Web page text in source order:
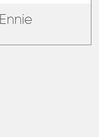
Ennie